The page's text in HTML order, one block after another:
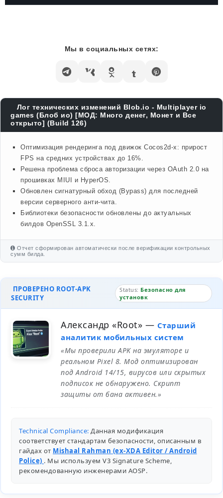
Мы в социальных сетях:
Лог технических изменений Blob.io - Multiplayer io
games (Блоб ио) [МОД: Много денег, Монет и Все
открыто] (Build 126)
Оптимизация рендеринга под движок Cocos2d-x: прирост
FPS на средних устройствах до 16%.
Решена проблема сброса авторизации через OAuth 2.0 на
прошивках MIUI и HyperOS.
Обновлен сигнатурный обход (Bypass) для последней
версии серверного анти-чита.
Библиотеки безопасности обновлены до актуальных
билдов OpenSSL 3.1.x.
Отчет сформирован автоматически после верификации контрольных
сумм билда.
ПРОВЕРЕНО ROOT-APK
SECURITY
Status: Безопасно для
установк
Александр «Root» — Старший
аналитик мобильных систем
«Мы проверили APK на эмуляторе и
реальном Pixel 8. Мод оптимизирован
под Android 14/15, вирусов или скрытых
подписок не обнаружено. Скрипт
защиты от бана активен.»
Technical Compliance: Данная модификация
соответствует стандартам безопасности, описанным в
гайдах от Mishaal Rahman (ex-XDA Editor / Android
Police) . Мы используем V3 Signature Scheme,
рекомендованную инженерами AOSP.